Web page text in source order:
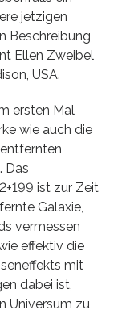
jetzigen
Beschreibung,
Ellen Zweibel
USA.
ersten Mal
wie auch die
Das
ist zur Zeit
Galaxie,
vermessen
effektiv die
mit
dabei ist,
Universum zu